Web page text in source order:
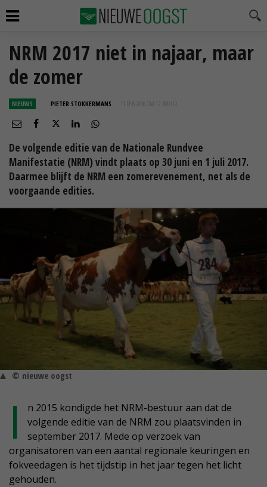
NRM 2017 niet in najaar, maar
de zomer
NIEUWS PIETER STOKKERMANS 11 FEB 2016 OM 12:40
De volgende editie van de Nationale Rundvee
Manifestatie (NRM) vindt plaats op 30 juni en 1 juli 2017.
Daarmee blijft de NRM een zomerevenement, net als de
voorgaande edities.
© nieuwe oogst
I
n 2015 kondigde het NRM-bestuur aan dat de
volgende editie van de NRM zou plaatsvinden in
september 2017. Mede op verzoek van
organisatoren van een aantal regionale keuringen en
fokveedagen is het tijdstip in het jaar tegen het licht
gehouden.